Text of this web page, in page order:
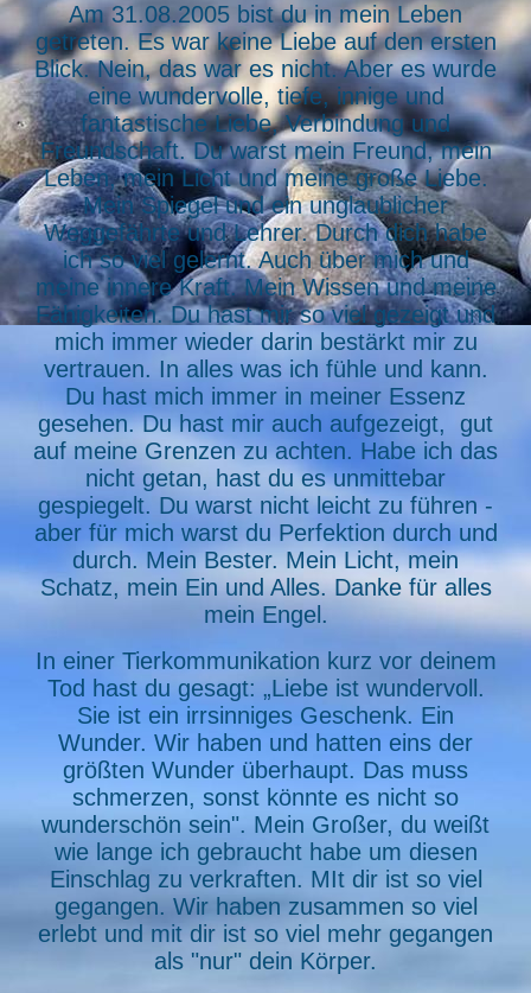
Am 31.08.2005 bist du in mein Leben
getreten. Es war keine Liebe auf den ersten
Blick. Nein, das war es nicht. Aber es wurde
eine wundervolle, tiefe, innige und
fantastische Liebe, Verbindung und
Freundschaft. Du warst mein Freund, mein
Leben, mein Licht und meine große Liebe.
Mein Spiegel und ein unglaublicher
Weggefährte und Lehrer. Durch dich habe
ich so viel gelernt. Auch über mich und
meine innere Kraft. Mein Wissen und meine
Fähigkeiten. Du hast mir so viel gezeigt und
mich immer wieder darin bestärkt mir zu
vertrauen. In alles was ich fühle und kann.
Du hast mich immer in meiner Essenz
gesehen. Du hast mir auch aufgezeigt, gut
auf meine Grenzen zu achten. Habe ich das
nicht getan, hast du es unmittebar
gespiegelt. Du warst nicht leicht zu führen -
aber für mich warst du Perfektion durch und
durch. Mein Bester. Mein Licht, mein
Schatz, mein Ein und Alles. Danke für alles
mein Engel.
In einer Tierkommunikation kurz vor deinem
Tod hast du gesagt: „Liebe ist wundervoll.
Sie ist ein irrsinniges Geschenk. Ein
Wunder. Wir haben und hatten eins der
größten Wunder überhaupt. Das muss
schmerzen, sonst könnte es nicht so
wunderschön sein". Mein Großer, du weißt
wie lange ich gebraucht habe um diesen
Einschlag zu verkraften. MIt dir ist so viel
gegangen. Wir haben zusammen so viel
erlebt und mit dir ist so viel mehr gegangen
als "nur" dein Körper.